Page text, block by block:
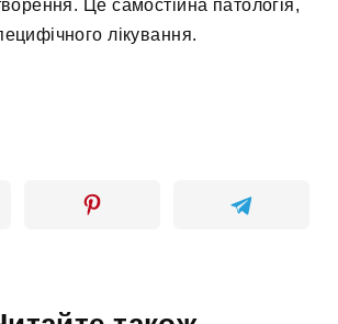
Це самостійна патологія,
лікування.